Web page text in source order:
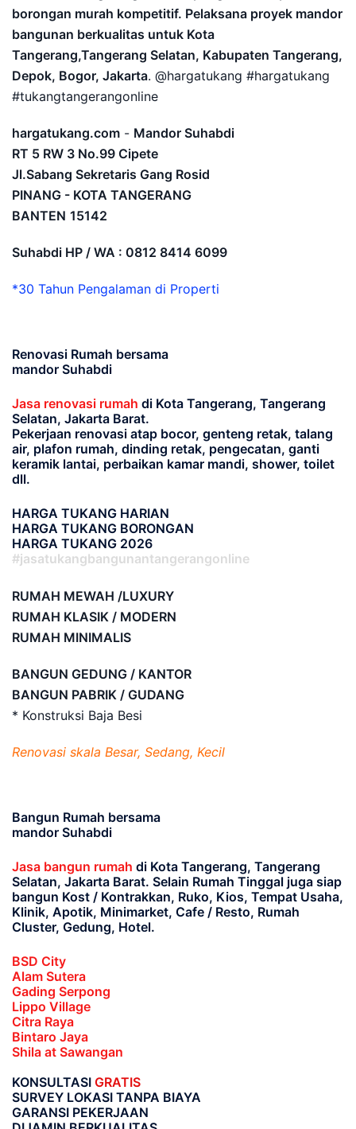
borongan murah kompetitif. Pelaksana proyek mandor
bangunan berkualitas untuk Kota
Tangerang,Tangerang Selatan, Kabupaten Tangerang,
Depok, Bogor, Jakarta. @hargatukang #hargatukang
#tukangtangerangonline
hargatukang.com - Mandor Suhabdi
RT 5 RW 3 No.99 Cipete
Jl.Sabang Sekretaris Gang Rosid
PINANG - KOTA TANGERANG
BANTEN 15142
Suhabdi HP / WA : 0812 8414 6099
*30 Tahun Pengalaman di Properti
Renovasi Rumah bersama
mandor Suhabdi
Jasa renovasi rumah di Kota Tangerang, Tangerang
Selatan, Jakarta Barat.
Pekerjaan renovasi atap bocor, genteng retak, talang
air, plafon rumah, dinding retak, pengecatan, ganti
keramik lantai, perbaikan kamar mandi, shower, toilet
dll.
HARGA TUKANG HARIAN
HARGA TUKANG BORONGAN
HARGA TUKANG 2026
#jasatukangbangunantangerangonline
RUMAH MEWAH /LUXURY
RUMAH KLASIK / MODERN
RUMAH MINIMALIS
BANGUN GEDUNG / KANTOR
BANGUN PABRIK / GUDANG
* Konstruksi Baja Besi
Renovasi skala Besar, Sedang, Kecil
Bangun Rumah bersama
mandor Suhabdi
Jasa bangun rumah di Kota Tangerang, Tangerang
Selatan, Jakarta Barat. Selain Rumah Tinggal juga siap
bangun Kost / Kontrakkan, Ruko, Kios, Tempat Usaha,
Klinik, Apotik, Minimarket, Cafe / Resto, Rumah
Cluster, Gedung, Hotel.
BSD City
Alam Sutera
Gading Serpong
Lippo Village
Citra Raya
Bintaro Jaya
Shila at Sawangan
KONSULTASI GRATIS
SURVEY LOKASI TANPA BIAYA
GARANSI PEKERJAAN